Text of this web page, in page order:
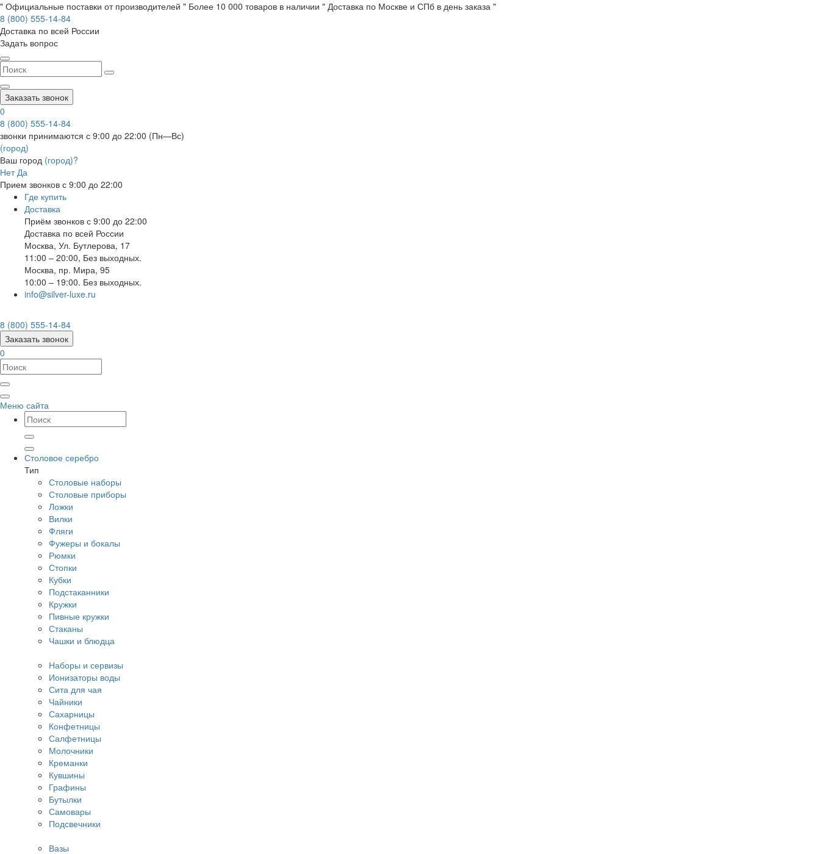
" Официальные поставки от производителей " Более 10 000 товаров в наличии " Доставка по Москве и СПб в день заказа "
8 (800) 555-14-84
Доставка по всей России
Задать вопрос
Заказать звонок
0
8 (800) 555-14-84
звонки принимаются с 9:00 до 22:00 (Пн—Вс)
(город)
Ваш город (город)?
Нет Да
Прием звонков с 9:00 до 22:00
Где купить
Доставка
Приём звонков с 9:00 до 22:00
Доставка по всей России
Москва, Ул. Бутлерова, 17
11:00 – 20:00, Без выходных.
Москва, пр. Мира, 95
10:00 – 19:00. Без выходных.
info@silver-luxe.ru
8 (800) 555-14-84
Заказать звонок
0
Меню сайта
Столовое серебро
Тип
Столовые наборы
Столовые приборы
Ложки
Вилки
Фляги
Фужеры и бокалы
Рюмки
Стопки
Кубки
Подстаканники
Кружки
Пивные кружки
Стаканы
Чашки и блюдца
Наборы и сервизы
Ионизаторы воды
Сита для чая
Чайники
Сахарницы
Конфетницы
Салфетницы
Молочники
Креманки
Кувшины
Графины
Бутылки
Самовары
Подсвечники
Вазы